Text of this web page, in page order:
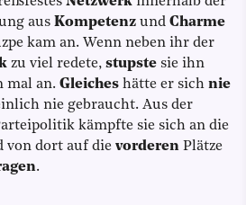
aus Kompetenz und Charme
kam an. Wenn neben ihr der
zu viel redete, stupste sie ihn
mal an. Gleiches hätte er sich nie
nie gebraucht. Aus der
kämpfte sie sich an die
von dort auf die vorderen Plätze
.